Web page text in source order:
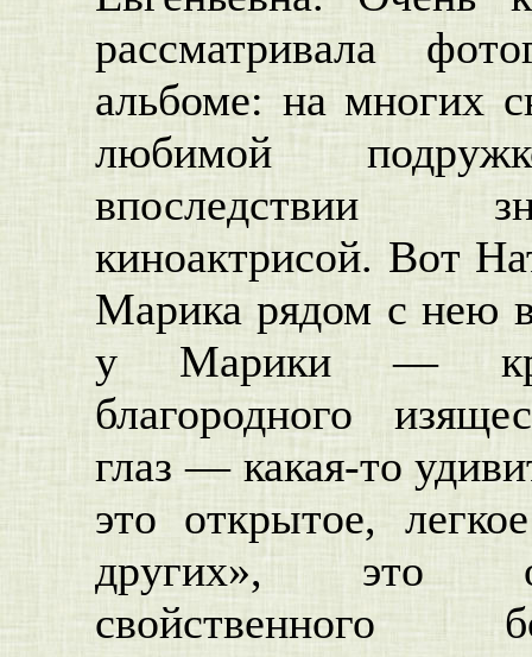
рассматривала
альбоме: на многих
любимой
впоследствии
киноактрисой. Вот
Марика рядом с нею
у Марики —
благородного
глаз — какая-то
это открытое,
других», это
свойственного